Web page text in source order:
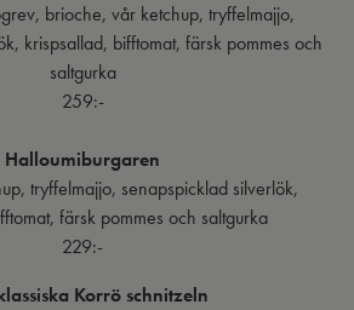
brioche, vår ketchup, tryffelmajjo,
krispsallad, bifftomat, färsk pommes och
saltgurka
259:-
Halloumiburgaren
tryffelmajjo, senapspicklad silverlök,
färsk pommes och saltgurka
229:-
Korrö schnitzeln